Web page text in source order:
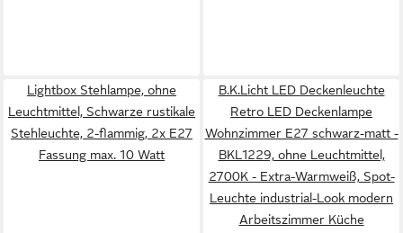
Lightbox Stehlampe, ohne
Leuchtmittel, Schwarze rustikale
Stehleuchte, 2-flammig, 2x E27
Fassung max. 10 Watt
B.K.Licht LED Deckenleuchte
Retro LED Deckenlampe
Wohnzimmer E27 schwarz-matt -
BKL1229, ohne Leuchtmittel,
2700K - Extra-Warmweiß, Spot-
Leuchte industrial-Look modern
Arbeitszimmer Küche